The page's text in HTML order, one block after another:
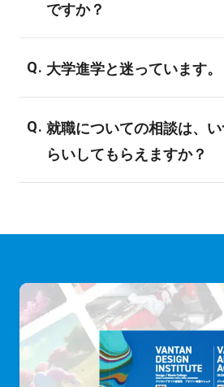
な目標を決められない学生
す。バンタンでは業界の
様々な職種についてご説
ンスを開催しています。
ついては、ぜひ専門のス
てみてください。
ですか？
験者や初心者です。全て
経験者対応のカリキュラ
専門的な知識や技術は入
ぶことができます。
大学進学と迷っています。
の習得」により、自分の
ことを目標としています。
「現場実習やインターン
くラインナップされてい
るため、どちらに進むかに
就職などにも影響を与え
ょう。まずは、自分は何
就職についての相談は、い
らいしてもらえますか？
会・面接 このステップに
アドバイスをさせて頂きま
の方向性を決定するために
スケジューリングがとても